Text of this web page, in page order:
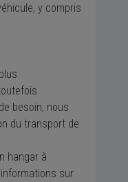
y compris
besoin, nous
du transport de
hangar à
sur